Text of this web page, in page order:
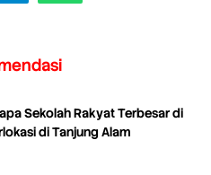
Sekolah Rakyat Terbesar di
di Tanjung Alam